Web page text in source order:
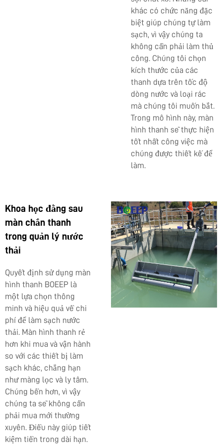
khác có chức năng đặc
biệt giúp chúng tự làm
sạch, vì vậy chúng ta
không cần phải làm thủ
công. Chúng tôi chọn
kích thước của các
thanh dựa trên tốc độ
dòng nước và loại rác
mà chúng tôi muốn bắt.
Trong mô hình này, màn
hình thanh sẽ thực hiện
tốt nhất công việc mà
chúng được thiết kế để
làm.
Khoa học đằng sau
màn chắn thanh
trong quản lý nước
thải
Quyết định sử dụng màn
hình thanh BOEEP là
một lựa chọn thông
minh và hiệu quả về chi
phí để làm sạch nước
thải. Màn hình thanh rẻ
hơn khi mua và vận hành
so với các thiết bị làm
sạch khác, chẳng hạn
như màng lọc và ly tâm.
Chúng bền hơn, vì vậy
chúng ta sẽ không cần
phải mua mới thường
xuyên. Điều này giúp tiết
kiệm tiền trong dài hạn.